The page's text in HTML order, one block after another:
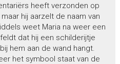
heeft verzonden op
hij aarzelt de naam van
weet Maria na weer een
dat hij een schilderijtje
hem aan de wand hangt.
het symbool staat van de